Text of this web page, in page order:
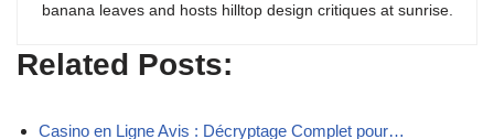
banana leaves and hosts hilltop design critiques at sunrise.
Related Posts:
Casino en Ligne Avis : Décryptage Complet pour…